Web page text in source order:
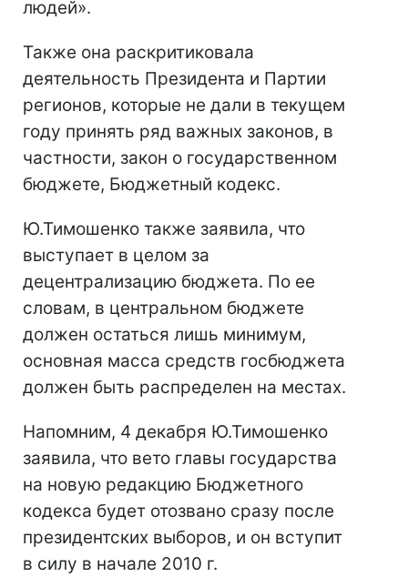
людей».
Также она раскритиковала
деятельность Президента и Партии
регионов, которые не дали в текущем
году принять ряд важных законов, в
частности, закон о государственном
бюджете, Бюджетный кодекс.
Ю.Тимошенко также заявила, что
выступает в целом за
децентрализацию бюджета. По ее
словам, в центральном бюджете
должен остаться лишь минимум,
основная масса средств госбюджета
должен быть распределен на местах.
Напомним, 4 декабря Ю.Тимошенко
заявила, что вето главы государства
на новую редакцию Бюджетного
кодекса будет отозвано сразу после
президентских выборов, и он вступит
в силу в начале 2010 г.